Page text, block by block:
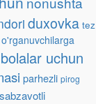
duxovka tez
bolalar uchun
parhezli pirog
sabzavotli